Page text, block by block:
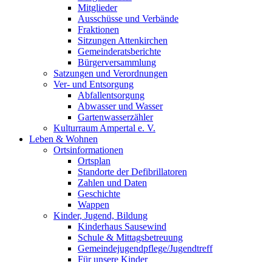
Mitglieder
Ausschüsse und Verbände
Fraktionen
Sitzungen Attenkirchen
Gemeinderatsberichte
Bürgerversammlung
Satzungen und Verordnungen
Ver- und Entsorgung
Abfallentsorgung
Abwasser und Wasser
Gartenwasserzähler
Kulturraum Ampertal e. V.
Leben & Wohnen
Ortsinformationen
Ortsplan
Standorte der Defibrillatoren
Zahlen und Daten
Geschichte
Wappen
Kinder, Jugend, Bildung
Kinderhaus Sausewind
Schule & Mittagsbetreuung
Gemeindejugendpflege/Jugendtreff
Für unsere Kinder